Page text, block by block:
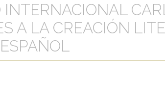
INTERNACIONAL
A LA CREACIÓN